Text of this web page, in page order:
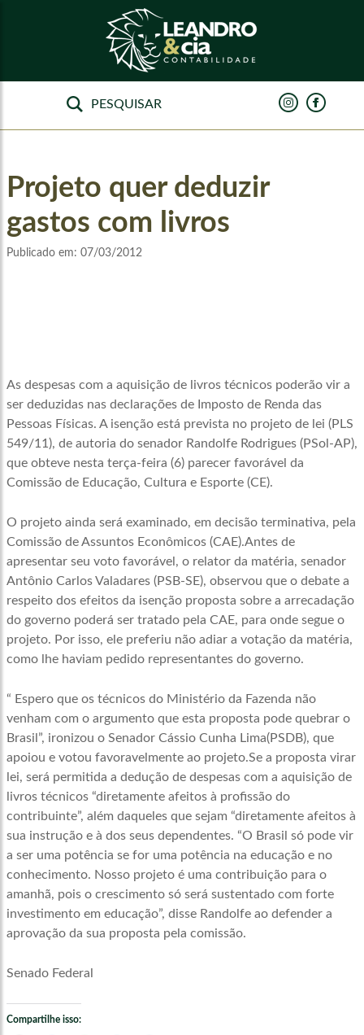
Projeto quer deduzir
gastos com livros
Publicado em: 07/03/2012
As despesas com a aquisição de livros técnicos poderão vir a
ser deduzidas nas declarações de Imposto de Renda das
Pessoas Físicas. A isenção está prevista no projeto de lei (PLS
549/11), de autoria do senador Randolfe Rodrigues (PSol-AP),
que obteve nesta terça-feira (6) parecer favorável da
Comissão de Educação, Cultura e Esporte (CE).
O projeto ainda será examinado, em decisão terminativa, pela
Comissão de Assuntos Econômicos (CAE).Antes de
apresentar seu voto favorável, o relator da matéria, senador
Antônio Carlos Valadares (PSB-SE), observou que o debate a
respeito dos efeitos da isenção proposta sobre a arrecadação
do governo poderá ser tratado pela CAE, para onde segue o
projeto. Por isso, ele preferiu não adiar a votação da matéria,
como lhe haviam pedido representantes do governo.
“ Espero que os técnicos do Ministério da Fazenda não
venham com o argumento que esta proposta pode quebrar o
Brasil”, ironizou o Senador Cássio Cunha Lima(PSDB), que
apoiou e votou favoravelmente ao projeto.Se a proposta virar
lei, será permitida a dedução de despesas com a aquisição de
livros técnicos “diretamente afeitos à profissão do
contribuinte”, além daqueles que sejam “diretamente afeitos à
sua instrução e à dos seus dependentes. “O Brasil só pode vir
a ser uma potência se for uma potência na educação e no
conhecimento. Nosso projeto é uma contribuição para o
amanhã, pois o crescimento só será sustentado com forte
investimento em educação”, disse Randolfe ao defender a
aprovação da sua proposta pela comissão.
Senado Federal
Compartilhe isso: